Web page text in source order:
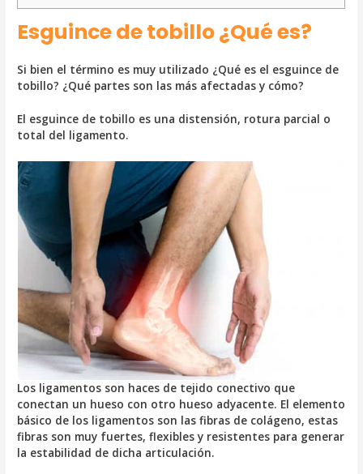
Esguince de tobillo ¿Qué es?
Si bien el término es muy utilizado ¿Qué es el esguince de
tobillo? ¿Qué partes son las más afectadas y cómo?
El esguince de tobillo es una distensión, rotura parcial o
total del ligamento.
Los ligamentos son haces de tejido conectivo que
conectan un hueso con otro hueso adyacente. El elemento
básico de los ligamentos son las fibras de colágeno, estas
fibras son muy fuertes, flexibles y resistentes para generar
la estabilidad de dicha articulación.